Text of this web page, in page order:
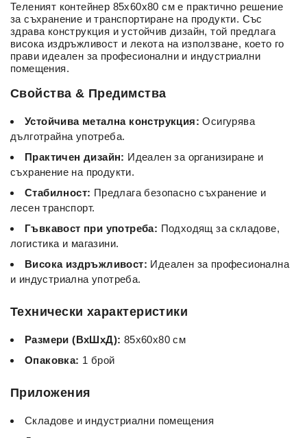
Теленият контейнер 85x60x80 см е практично решение
за съхранение и транспортиране на продукти. Със
здрава конструкция и устойчив дизайн, той предлага
висока издръжливост и лекота на използване, което го
прави идеален за професионални и индустриални
помещения.
Свойства & Предимства
Устойчива метална конструкция: Осигурява
дълготрайна употреба.
Практичен дизайн: Идеален за организиране и
съхранение на продукти.
Стабилност: Предлага безопасно съхранение и
лесен транспорт.
Гъвкавост при употреба: Подходящ за складове,
логистика и магазини.
Висока издръжливост: Идеален за професионална
и индустриална употреба.
Технически характеристики
Размери (ВxШxД): 85x60x80 см
Опаковка: 1 брой
Приложения
Складове и индустриални помещения